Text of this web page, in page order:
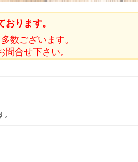
ります。
数ございます。
合せ下さい。